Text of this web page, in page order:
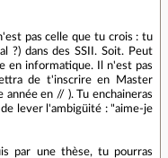
pas celle que tu crois : tu
?) dans des SSII. Soit. Peut
en informatique. Il n'est pas
de t'inscrire en Master
en // ). Tu enchaineras
lever l'ambigüité : "aime-je
par une thèse, tu pourras